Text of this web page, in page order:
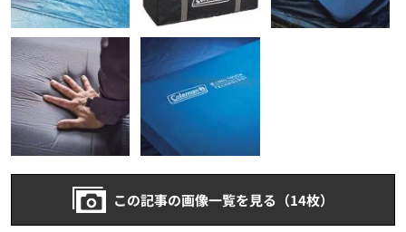
この記事の画像一覧を見る（14枚）